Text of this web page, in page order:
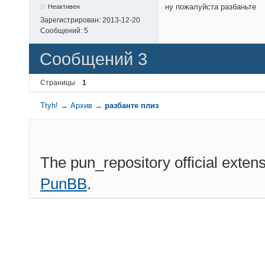
Неактивен
Зарегистрирован: 2013-12-20
Сообщений: 5
ну пожалуйста разбаньте
Сообщений 3
Страницы 1
Ttyh! →Архив →разбанте плиз
The pun_repository official
PunBB.